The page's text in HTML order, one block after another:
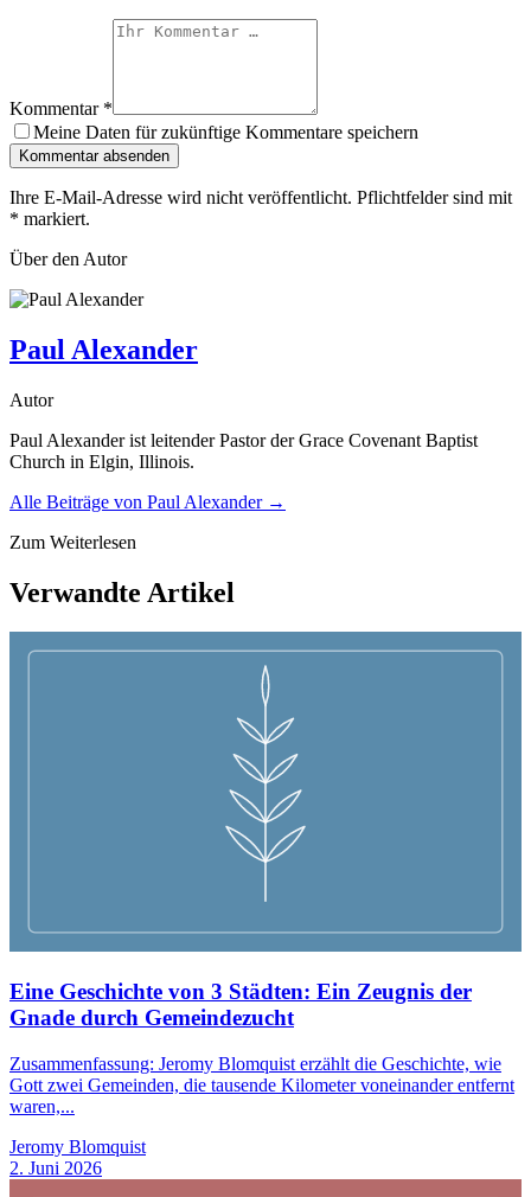
Kommentar *
Meine Daten für zukünftige Kommentare speichern
Kommentar absenden
Ihre E-Mail-Adresse wird nicht veröffentlicht. Pflichtfelder sind mit
* markiert.
Über den Autor
Paul Alexander
Autor
Paul Alexander ist leitender Pastor der Grace Covenant Baptist
Church in Elgin, Illinois.
Alle Beiträge von Paul Alexander→
Zum Weiterlesen
Verwandte Artikel
Eine Geschichte von 3 Städten: Ein Zeugnis der
Gnade durch Gemeindezucht
Zusammenfassung: Jeromy Blomquist erzählt die Geschichte, wie
Gott zwei Gemeinden, die tausende Kilometer voneinander entfernt
waren,...
Jeromy Blomquist
2. Juni 2026